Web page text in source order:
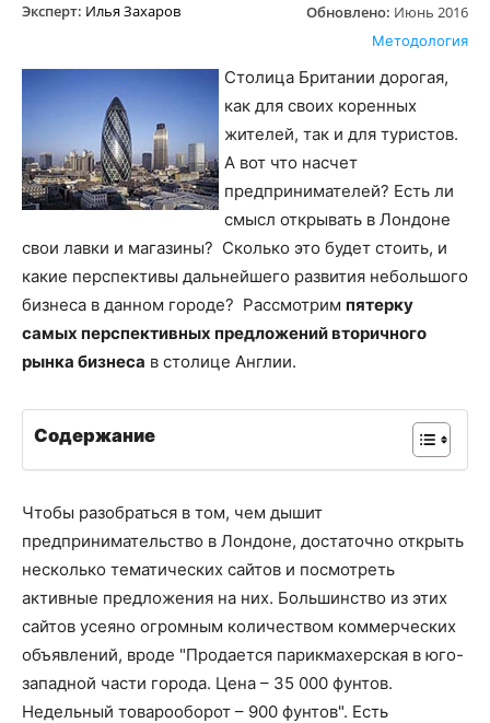
Эксперт: Илья Захаров Обновлено: Июнь 2016
Методология
Столица Британии дорогая,
как для своих коренных
жителей, так и для туристов.
А вот что насчет
предпринимателей? Есть ли
смысл открывать в Лондоне
свои лавки и магазины? Сколько это будет стоить, и
какие перспективы дальнейшего развития небольшого
бизнеса в данном городе? Рассмотрим пятерку
самых перспективных предложений вторичного
рынка бизнеса в столице Англии.
Содержание
Чтобы разобраться в том, чем дышит
предпринимательство в Лондоне, достаточно открыть
несколько тематических сайтов и посмотреть
активные предложения на них. Большинство из этих
сайтов усеяно огромным количеством коммерческих
объявлений, вроде "Продается парикмахерская в юго-
западной части города. Цена – 35 000 фунтов.
Недельный товарооборот – 900 фунтов". Есть